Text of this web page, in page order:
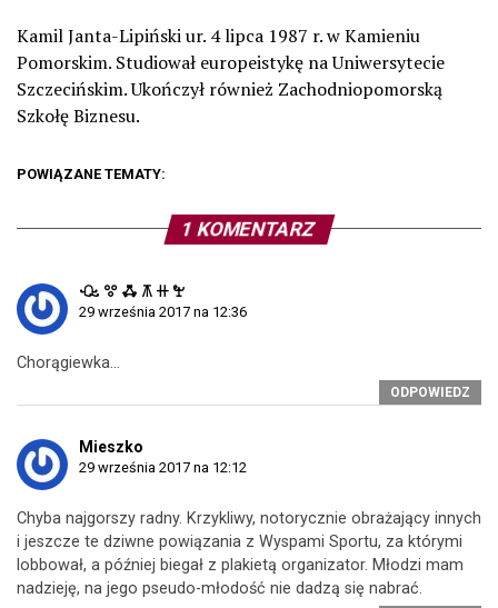
Kamil Janta-Lipiński ur. 4 lipca 1987 r. w Kamieniu
Pomorskim. Studiował europeistykę na Uniwersytecie
Szczecińskim. Ukończył również Zachodniopomorską
Szkołę Biznesu.
POWIĄZANE TEMATY:
1 KOMENTARZ
ꘐ ꖜ ꗈ ꕧ ꔠ ꖟ
29 września 2017 na 12:36
Chorągiewka…
ODPOWIEDZ
Mieszko
29 września 2017 na 12:12
Chyba najgorszy radny. Krzykliwy, notorycznie obrażający innych
i jeszcze te dziwne powiązania z Wyspami Sportu, za którymi
lobbował, a później biegał z plakietą organizator. Młodzi mam
nadzieję, na jego pseudo-młodość nie dadzą się nabrać.